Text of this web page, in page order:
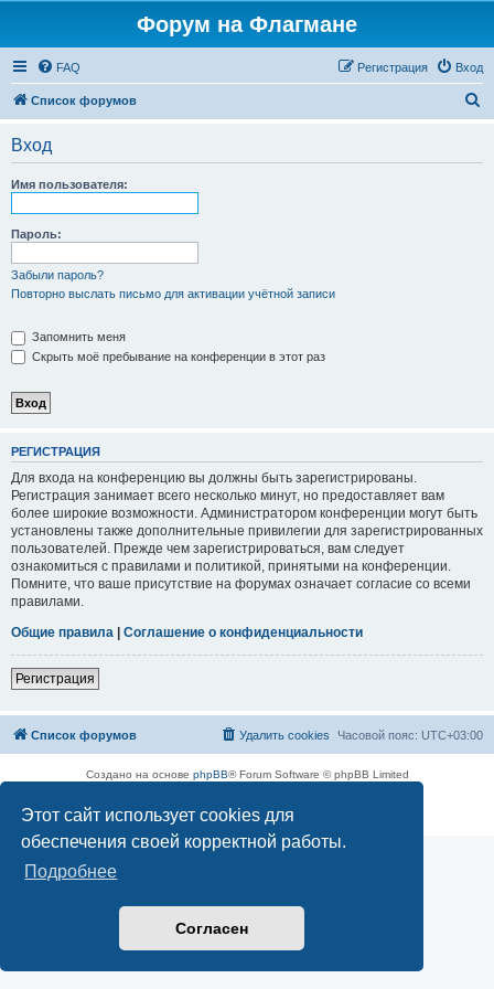
Этот сайт использует cookies для
обеспечения своей корректной работы.
Подробнее
Согласен
Форум на Флагмане
FAQ Вход
Регистрация
Список форумов
Вход
Имя пользователя:
Пароль:
Забыли пароль?
Повторно выслать письмо для активации учётной записи
Запомнить меня
Скрыть моё пребывание на конференции в этот раз
РЕГИСТРАЦИЯ
Для входа на конференцию вы должны быть зарегистрированы.
Регистрация занимает всего несколько минут, но предоставляет вам
более широкие возможности. Администратором конференции могут быть
установлены также дополнительные привилегии для зарегистрированных
пользователей. Прежде чем зарегистрироваться, вам следует
ознакомиться с правилами и политикой, принятыми на конференции.
Помните, что ваше присутствие на форумах означает согласие со всеми
правилами.
Общие правила | Соглашение о конфиденциальности
Регистрация
Список форумов Часовой пояс: UTC+03:00
Удалить cookies
Создано на основе phpBB® Forum Software © phpBB Limited
Конфиденциальность|Правила